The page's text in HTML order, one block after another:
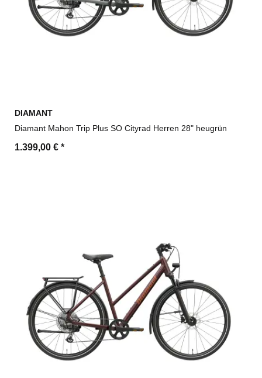
DIAMANT
Diamant Mahon Trip Plus SO Cityrad Herren 28" heugrün
1.399,00 € *